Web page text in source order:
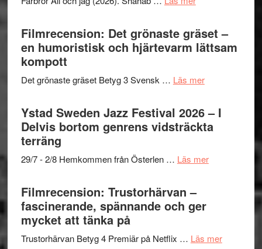
Believe
Vrach
Frankenshtey
med
Mulder
och
Dana
19
titlar
i
Shahab
Mehrabi
till
Kulturs
Filmrecension: Det grönaste gräset –
en humoristisk och hjärtevarm lättsam
kompott
Det grönaste gräset Betyg 3 Svensk … Läs merom
Det
grönaste
gräset
en
hjärtevarm
Ystad Sweden Jazz Festival 2026 – I
Delvis bortom genrens vidsträckta
terräng
29/7 - 2/8 Hemkommen från Österlen … Läs merom
–
Filmrecension: Trustorhärvan –
fascinerande, spännande och ger
mycket att tänka på
Trustorhärvan Betyg 4 Premiär på Netflix … Läs merom